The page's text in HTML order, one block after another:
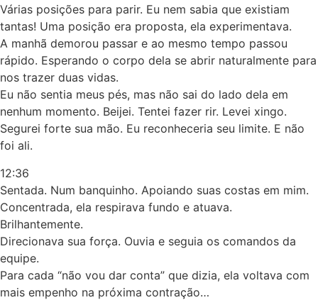
Várias posições para parir. Eu nem sabia que existiam
tantas! Uma posição era proposta, ela experimentava.
A manhã demorou passar e ao mesmo tempo passou
rápido. Esperando o corpo dela se abrir naturalmente para
nos trazer duas vidas.
Eu não sentia meus pés, mas não sai do lado dela em
nenhum momento. Beijei. Tentei fazer rir. Levei xingo.
Segurei forte sua mão. Eu reconheceria seu limite. E não
foi ali.
12:36
Sentada. Num banquinho. Apoiando suas costas em mim.
Concentrada, ela respirava fundo e atuava.
Brilhantemente.
Direcionava sua força. Ouvia e seguia os comandos da
equipe.
Para cada “não vou dar conta” que dizia, ela voltava com
mais empenho na próxima contração…